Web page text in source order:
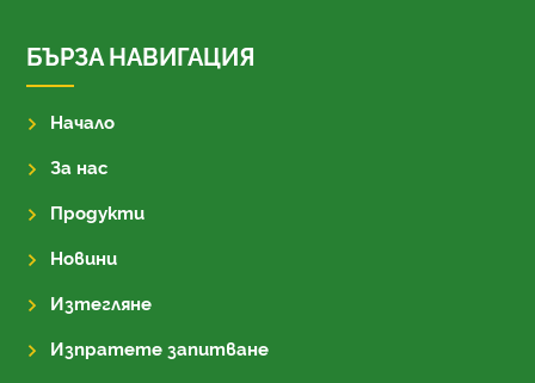
БЪРЗА НАВИГАЦИЯ
Начало
За нас
Продукти
Новини
Изтегляне
Изпратете запитване